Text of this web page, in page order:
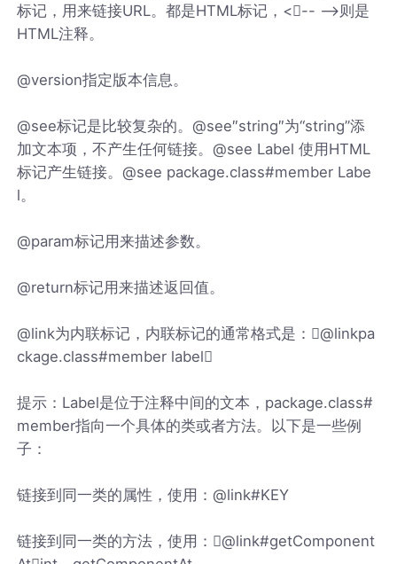
标记，用来链接URL。都是HTML标记，<-- -->则是
HTML注释。
@version指定版本信息。
@see标记是比较复杂的。@see″string″为“string”添
加文本项，不产生任何链接。@see Label 使用HTML
标记产生链接。@see package.class#member Labe
l。
@param标记用来描述参数。
@return标记用来描述返回值。
@link为内联标记，内联标记的通常格式是：@linkpa
ckage.class#member label
提示：Label是位于注释中间的文本，package.class#
member指向一个具体的类或者方法。以下是一些例
子：
链接到同一类的属性，使用：@link#KEY
链接到同一类的方法，使用：@link#getComponent